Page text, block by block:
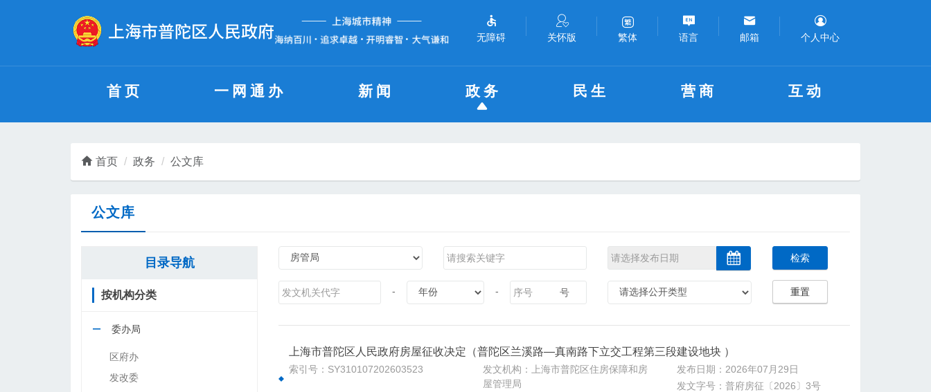
无障碍 关怀版 繁体 语言 邮箱 个人中心
首页 一网通办 新闻 政务 民生 营商 互动
首页 政务 公文库
公文库
目录导航
按机构分类
委办局
区府办
发改委
- - 号
检索
重置
上海市普陀区人民政府房屋征收决定（普陀区兰溪路—真南路下立交工程第三段建设地块 ）
索引号：SY310107202603523
发文机构：上海市普陀区住房保障和房
屋管理局
发布日期：2026年07月29日
发文字号：普府房征〔2026〕3号